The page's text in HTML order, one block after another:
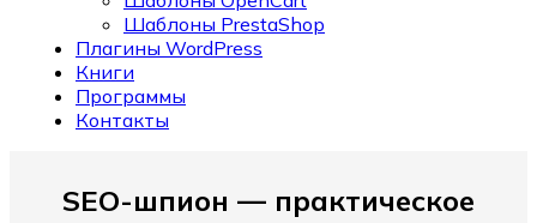
Шаблоны PrestaShop
Плагины WordPress
Книги
Программы
Контакты
SEO-шпион — практическое